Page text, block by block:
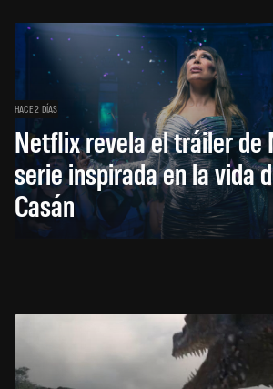
HACE 2 DÍAS
Netflix revela el tráiler de
serie inspirada en la vida
Casán